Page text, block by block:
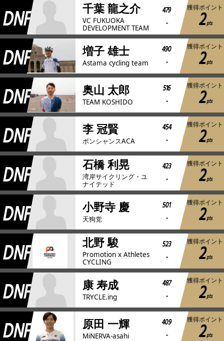
DNF 千葉 龍之介
VC FUKUOKA
DEVELOPMENT TEAM
479
-
獲得ポイント
2pts
DNF 増子 雄士
Astama cycling team
490
-
獲得ポイント
2pts
DNF 奥山 太郎
TEAM KOSHIDO
516
-
獲得ポイント
2pts
DNF 李 冠賢
ボンシャンスACA
454
-
獲得ポイント
2pts
DNF 石橋 利晃
湾岸サイクリング・ユ
ナイテッド
423
-
獲得ポイント
2pts
DNF 小野寺 慶
天狗党
501
-
獲得ポイント
2pts
DNF 北野 駿
Promotion x Athletes
CYCLING
523
-
獲得ポイント
2pts
DNF 康 寿成
TRYCLE.ing
487
-
獲得ポイント
2pts
DNF 原田 一輝
MiNERVA-asahi
409
-
獲得ポイント
2pts